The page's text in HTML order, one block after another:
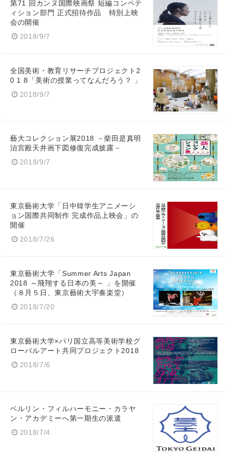
第71 回カンヌ国際映画祭 短編コンペテ
ィション部門 正式招待作品 特別上映
会の開催
2018/9/7
全国美術・教育リサーチプロジェクト2
0 1 8「美術の授業ってなんだろう？ 」
2018/9/7
藝大コレクション展2018 －柴田是真明
治宮殿天井画下図修復完成披露－
2018/9/7
東京藝術大学「⽇中韓学⽣アニメーシ
ョン国際共同制作 完成作品上映会」の
開催
2018/7/26
東京藝術大学「Summer Arts Japan
2018 ～飛翔する日本の美～ 」を開催
（８月５日、東京藝術大宇奏楽堂）
2018/7/20
東京藝術大学×パリ国立高等美術学校グ
ローバルアート共同プロジェクト2018
2018/7/6
ベルリン・フィルハーモニー・カラヤ
ン・アカデミーへ第一期生の派遣
2018/7/4